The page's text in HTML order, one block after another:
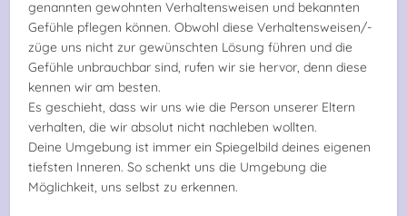
genannten gewohnten Verhaltensweisen und bekannten
Gefühle pflegen können. Obwohl diese Verhaltensweisen/-
züge uns nicht zur gewünschten Lösung führen und die
Gefühle unbrauchbar sind, rufen wir sie hervor, denn diese
kennen wir am besten.
Es geschieht, dass wir uns wie die Person unserer Eltern
verhalten, die wir absolut nicht nachleben wollten.
Deine Umgebung ist immer ein Spiegelbild deines eigenen
tiefsten Inneren. So schenkt uns die Umgebung die
Möglichkeit, uns selbst zu erkennen.